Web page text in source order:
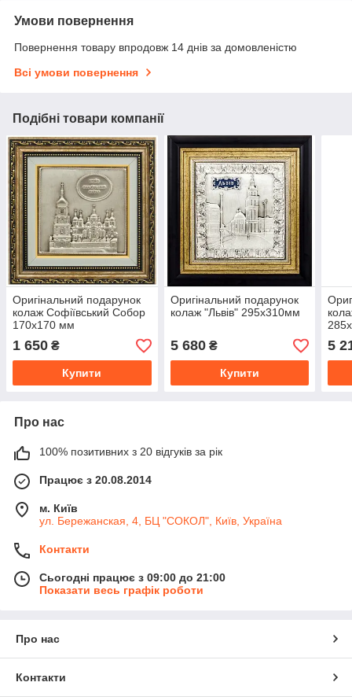
Умови повернення
Повернення товару впродовж 14 днів за домовленістю
Всі умови повернення
Подібні товари компанії
Оригінальний подарунок
колаж Софіївський Собор
170х170 мм
1 650 ₴
Купити
Оригінальний подарунок
колаж "Львів" 295x310мм
5 680₴
Купити
5
Про нас
100% позитивних з 20 відгуків за рік
Працює з 20.08.2014
м. Київ
ул. Бережанская, 4, БЦ "СОКОЛ", Київ, Україна
Контакти
Сьогодні працює з 09:00 до 21:00
Показати весь графік роботи
Про нас
Контакти